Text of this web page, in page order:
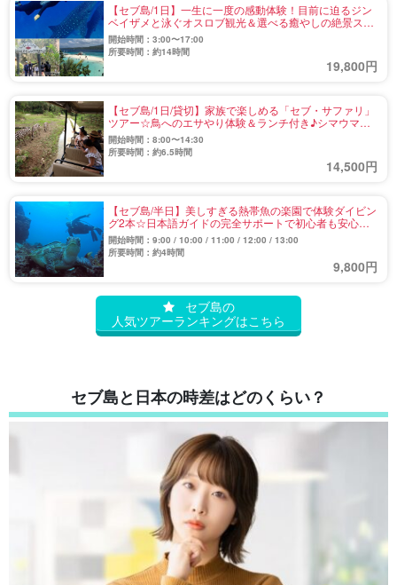
【セブ島/1日】一生に一度の感動体験！目前に迫るジン
ベイザメと泳ぐオスロブ観光＆選べる癒やしの絶景スポ
ット☆《日本語ガイド＆無料送迎付》（No.5）
開始時間：3:00〜17:00
所要時間：約14時間
19,800円
【セブ島/1日/貸切】家族で楽しめる「セブ・サファリ」
ツアー☆鳥へのエサやり体験＆ランチ付き♪シマウマや
チーターに大興奮！《日本語ガイド＆無料送迎付》
（No.6）
開始時間：8:00〜14:30
所要時間：約6.5時間
14,500円
【セブ島/半日】美しすぎる熱帯魚の楽園で体験ダイビン
グ2本☆日本語ガイドの完全サポートで初心者も安心
◎《送迎付・写真》（No.2）
開始時間：9:00 / 10:00 / 11:00 / 12:00 / 13:00
所要時間：約4時間
9,800円
セブ島の
人気ツアーランキングはこちら
セブ島と日本の時差はどのくらい？